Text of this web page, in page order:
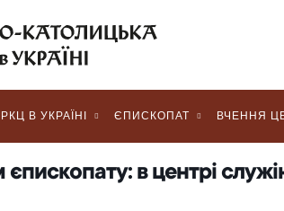
РКЦ В УКРАЇНІ ЄПИСКОПАТ ВЧЕННЯ
в центрі